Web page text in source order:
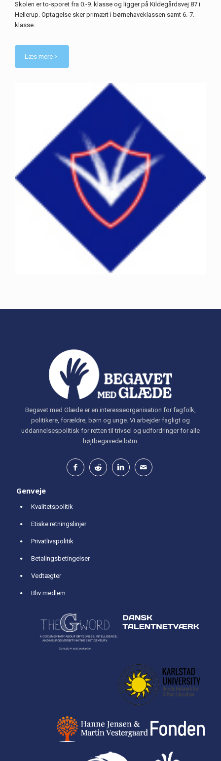
Skolen er to-sporet fra 0.-9. klasse og ligger på Kildegårdsvej 87 i
Hellerup. Optagelse sker primært i børnehaveklassen samt 6.-7.
klasse.
Læs mere
Begavet med Glæde er en interesseorganisation for fagfolk,
politikere, forældre, børn og unge. Vi arbejder fagligt og
uddannelsespolitisk for retten til trivsel og udfordringer for alle
højtbegavede børn.
Genveje
Kvalitetspolitik
Etiske retningslinjer
Privatlivspolitik
Betalingsbetingelser
Vedtægter
Bliv medlem